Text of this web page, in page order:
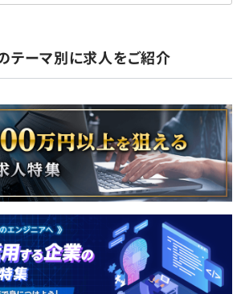
をおこなっています。
テーマ別に求人をご紹介